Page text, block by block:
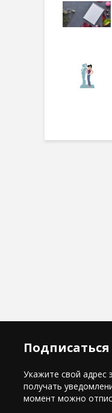
Подписаться
Укажите свой адрес
получать
момент можно